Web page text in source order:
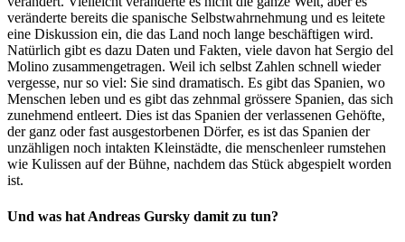
veränderte bereits die spanische Selbstwahrnehmung und es leitete
eine Diskussion ein, die das Land noch lange beschäftigen wird.
Natürlich gibt es dazu Daten und Fakten, viele davon hat Sergio del
Molino zusammengetragen. Weil ich selbst Zahlen schnell wieder
vergesse, nur so viel: Sie sind dramatisch. Es gibt das Spanien, wo
Menschen leben und es gibt das zehnmal grössere Spanien, das sich
zunehmend entleert. Dies ist das Spanien der verlassenen Gehöfte,
der ganz oder fast ausgestorbenen Dörfer, es ist das Spanien der
unzähligen noch intakten Kleinstädte, die menschenleer rumstehen
wie Kulissen auf der Bühne, nachdem das Stück abgespielt worden
ist.
Und was hat Andreas Gursky damit zu tun?